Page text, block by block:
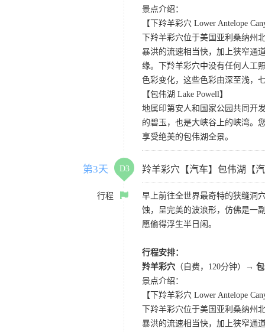
景点介绍：
【下羚羊彩穴 Lower Antelope
下羚羊彩穴位于美国亚利桑纳
暴洪的流速相当快，加上狭窄通
缘。下羚羊彩穴中没有任何人工
色彩变化，这些色彩由深至浅，
【包伟湖 Lake Powell】
地属印第安人和国家公园共同开
的碧玉，也是大峡谷上的峡湾。
享受绝美的包伟湖全景。
第3天 D3 羚羊彩穴【汽车】包伟湖【
行程
早上前往全世界最奇特的狭缝洞
蚀，呈完美的波浪形，仿佛是一
愿偷得浮生半日闲。
行程安排：
羚羊彩穴 （自费，120分钟）
→ 包
景点介绍：
【下羚羊彩穴 Lower Antelope
下羚羊彩穴位于美国亚利桑纳
暴洪的流速相当快，加上狭窄通